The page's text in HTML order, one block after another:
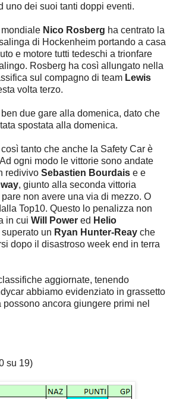
uno dei suoi tanti doppi eventi.
Nico Rosberg ha centrato la
di Hockenheim portando a casa
e motore tutti tedeschi a trionfare
Rosberg ha così allungato nella
sul compagno di team Lewis
volta terzo.
due gare alla domenica, dato che
spostata alla domenica.
tanto che anche la Safety Car è
ogni modo le vittorie sono andate
redivivo Sebastien Bourdais e e
, giunto alla seconda vittoria
non avere una via di mezzo. O
Top10. Questo lo penalizza non
in cui Will Power ed Helio
superato un Ryan Hunter-Reay che
dopo il disastroso week end in terra
aggiornate, tenendo
abbiamo evidenziato in grassetto
ancora giungere primi nel
su 19)